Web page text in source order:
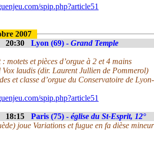
spip.php?article51
2007
20:30
Lyon (69) - Grand Temple
motets et pièces d’orgue à 2 et 4 mains
Vox laudis (dir. Laurent Jullien de Pommerol)
et classe d’orgue du Conservatoire de
spip.php?article51
18:15 Paris (75) - église du St-Esprit, 12°
joue Variations et fugue en fa dièse